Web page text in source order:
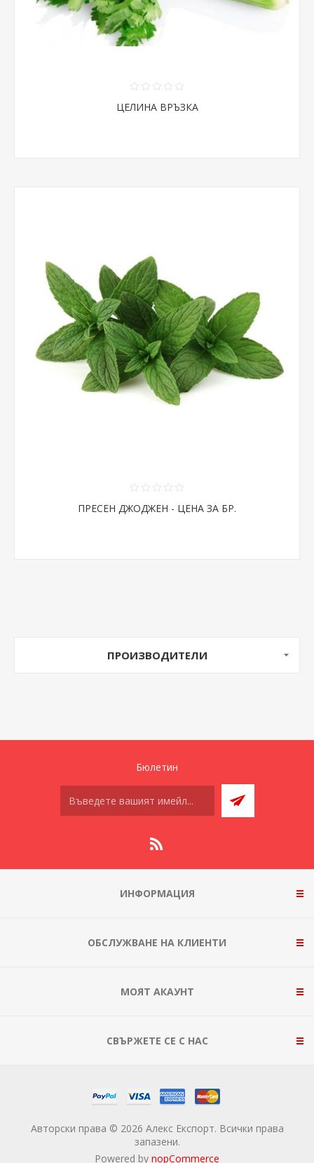
ЦЕЛИНА ВРЪЗКА
ПРЕСЕН ДЖОДЖЕН - ЦЕНА ЗА БР.
ПРОИЗВОДИТЕЛИ
Бюлетин
ИНФОРМАЦИЯ
ОБСЛУЖВАНЕ НА КЛИЕНТИ
МОЯТ АКАУНТ
СВЪРЖЕТЕ СЕ С НАС
Авторски права © 2026 Алекс Експорт. Всички права
запазени.
Powered by nopCommerce